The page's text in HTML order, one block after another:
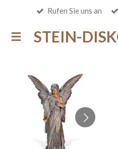
springenSTEIN-
Rufen Sie uns an